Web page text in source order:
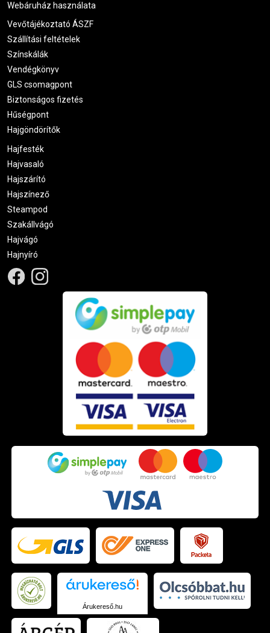
Webáruház használata
Vevőtájékoztató ÁSZF
Szállítási feltételek
Színskálák
Vendégkönyv
GLS csomagpont
Biztonságos fizetés
Hűségpont
Hajgöndörítők
Hajfesték
Hajvasaló
Hajszárító
Hajszínező
Steampod
Szakállvágó
Hajvágó
Hajnyíró
Árukereső.hu